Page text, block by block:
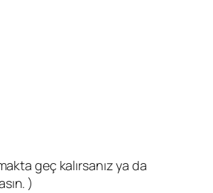
geç kalırsanız ya da
)